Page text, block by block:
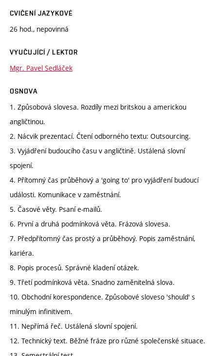
CVIČENÍ JAZYKOVÉ
26 hod., nepovinná
VYUČUJÍCÍ / LEKTOR
Mgr. Pavel Sedláček
OSNOVA
1. Způsobová slovesa. Rozdíly mezi britskou a americkou
angličtinou.
2. Nácvik prezentací. Čtení odborného textu: Outsourcing.
3. Vyjádření budoucího času v angličtině. Ustálená slovní
spojení.
4. Přítomný čas průběhový a 'going to' pro vyjádření budoucí
události. Komunikace v zaměstnání.
5. Časové věty. Psaní e-mailů.
6. První a druhá podmínková věta. Frázová slovesa.
7. Předpřítomný čas prostý a průběhový. Popis zaměstnání,
kariéra.
8. Popis procesů. Správné kladení otázek.
9. Třetí podmínková věta. Snadno zaměnitelná slova.
10. Obchodní korespondence. Způsobové sloveso 'should' s
minulým infinitivem.
11. Nepřímá řeč. Ustálená slovní spojení.
12. Technický text. Běžné fráze pro různé společenské situace.